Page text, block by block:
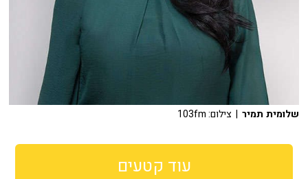
שלומית תמיר | צילום: 103fm
עוד קטעים